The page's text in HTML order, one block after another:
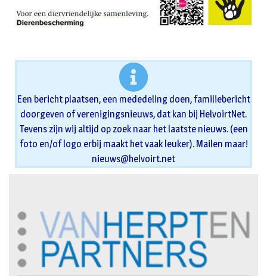
Een bericht plaatsen, een mededeling doen, familiebericht
doorgeven of verenigingsnieuws, dat kan bij HelvoirtNet.
Tevens zijn wij altijd op zoek naar het laatste nieuws. (een
foto en/of logo erbij maakt het vaak leuker). Mailen maar!
nieuws@helvoirt.net